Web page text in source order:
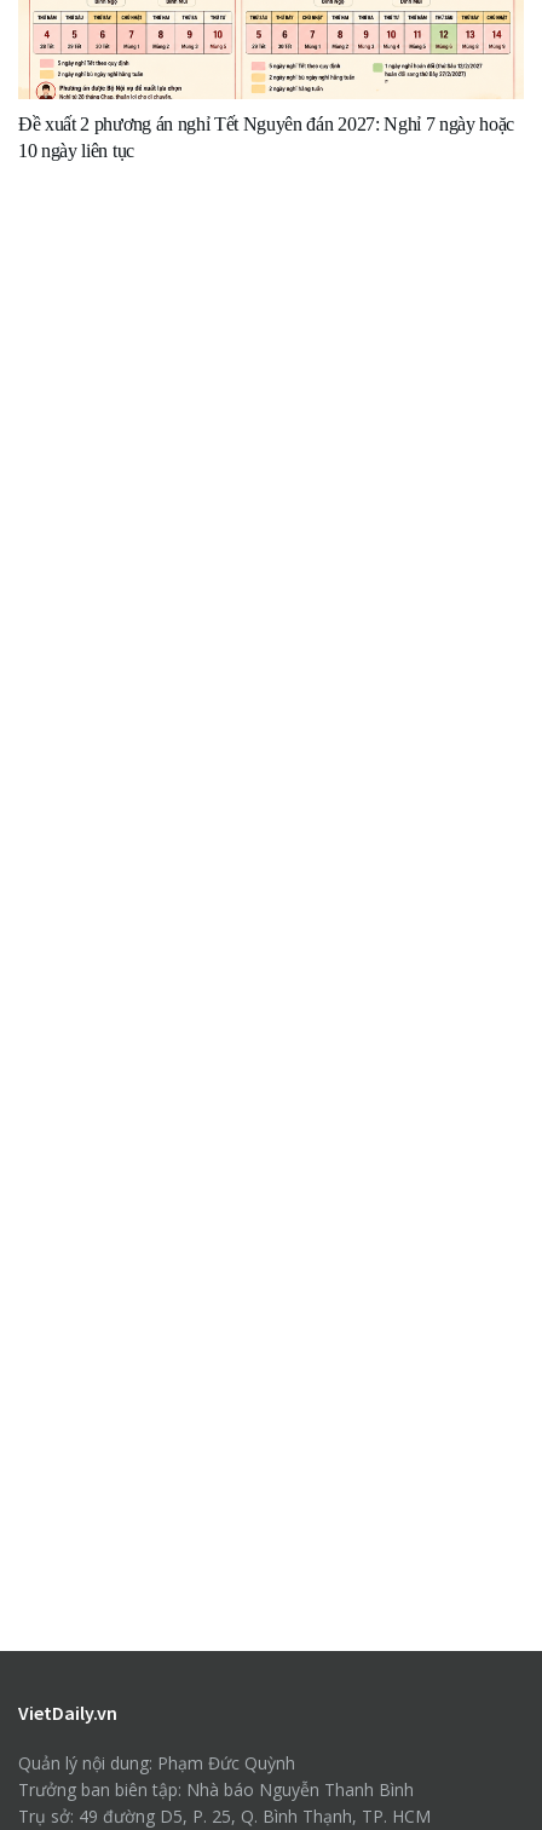
Đề xuất 2 phương án nghỉ Tết Nguyên đán 2027: Nghỉ 7 ngày hoặc
10 ngày liên tục
VietDaily.vn
Quản lý nội dung: Phạm Đức Quỳnh
Trưởng ban biên tập: Nhà báo Nguyễn Thanh Bình
Trụ sở: 49 đường D5, P. 25, Q. Bình Thạnh, TP. HCM